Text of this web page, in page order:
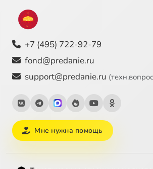
+7 (495) 722-92-79
fond@predanie.ru
support@predanie.ru
Мне нужна помощь